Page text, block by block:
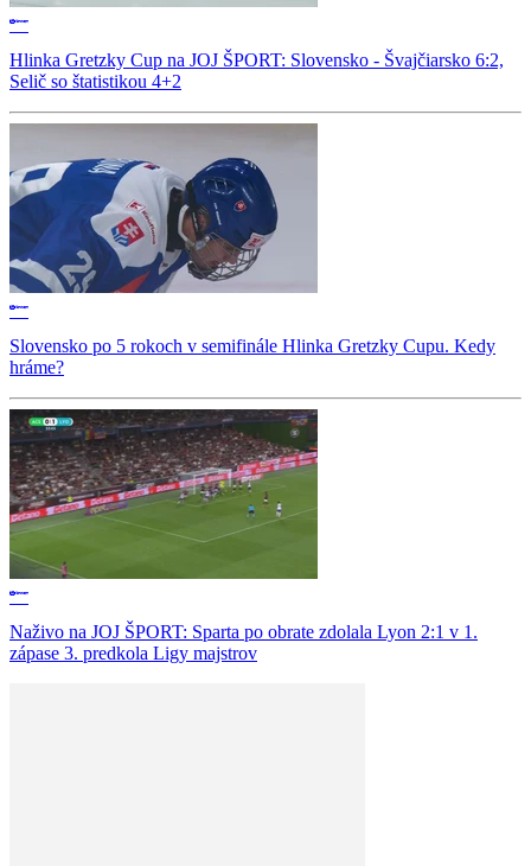
Hlinka Gretzky Cup na JOJ ŠPORT: Slovensko - Švajčiarsko 6:2,
Selič so štatistikou 4+2
Slovensko po 5 rokoch v semifinále Hlinka Gretzky Cupu. Kedy
hráme?
Naživo na JOJ ŠPORT: Sparta po obrate zdolala Lyon 2:1 v 1.
zápase 3. predkola Ligy majstrov